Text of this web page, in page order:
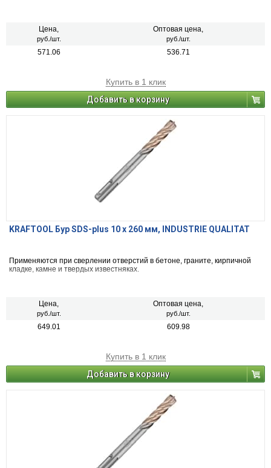
Цена,
руб./шт.
Оптовая цена,
руб./шт.
571.06 536.71
Купить в 1 клик
Добавить в корзину
KRAFTOOL Бур SDS-plus 10 x 260 мм, INDUSTRIE QUALITAT
Применяются при сверлении отверстий в бетоне, граните, кирпичной
кладке, камне и твердых известняках.
Цена,
руб./шт.
Оптовая цена,
руб./шт.
649.01 609.98
Купить в 1 клик
Добавить в корзину